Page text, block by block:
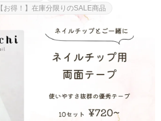
【お得！】在庫分限りのSALE商品